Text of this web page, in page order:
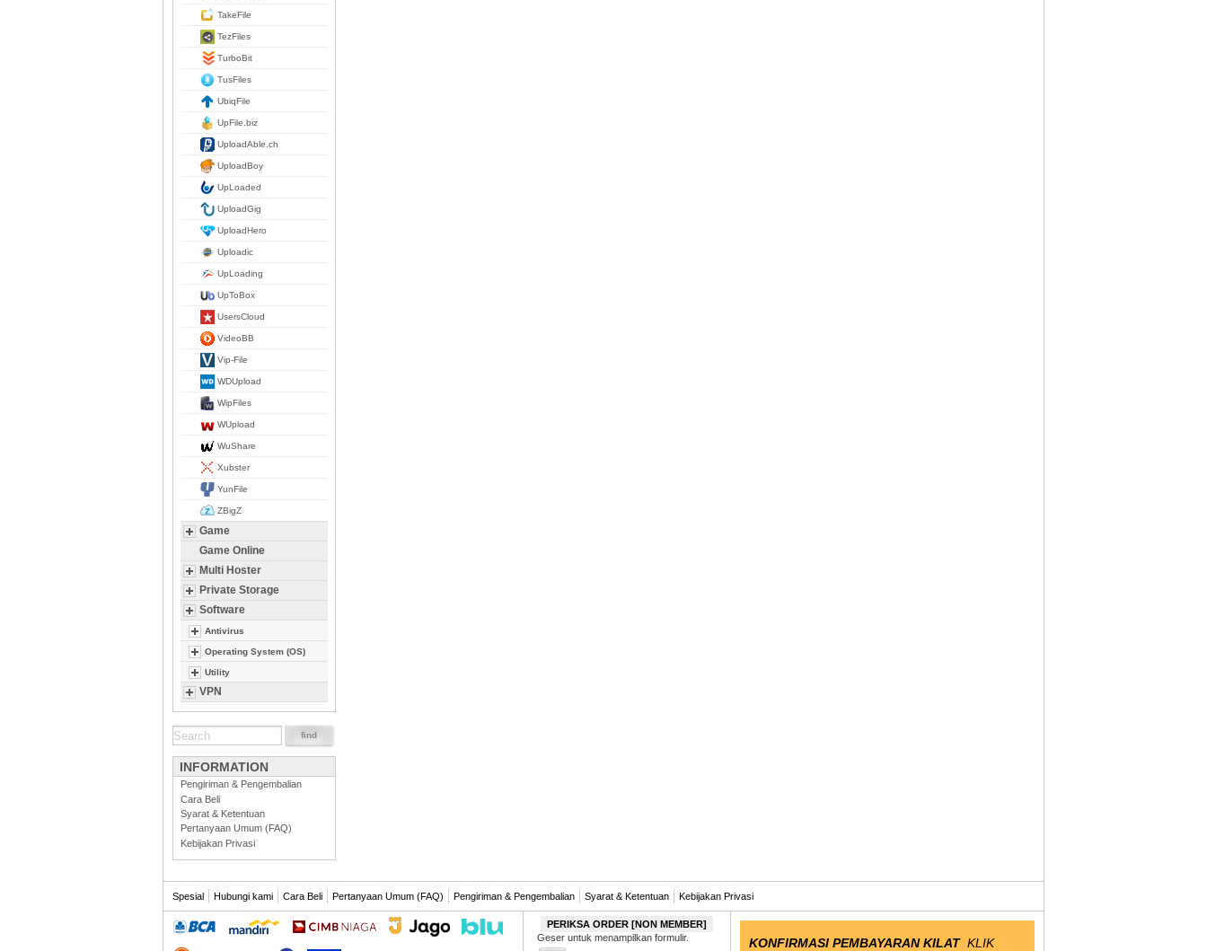
TakeFile
TezFiles
TurboBit
TusFiles
UbiqFile
UpFile.biz
UploadAble.ch
UploadBoy
UpLoaded
UploadGig
UploadHero
Uploadic
UpLoading
UpToBox
UsersCloud
VideoBB
Vip-File
WDUpload
WipFiles
WUpload
WuShare
Xubster
YunFile
ZBigZ
Game
Game Online
Multi Hoster
Private Storage
Software
Antivirus
Operating System (OS)
Utility
VPN
INFORMATION
Pengiriman & Pengembalian
Cara Beli
Syarat & Ketentuan
Pertanyaan Umum (FAQ)
Kebijakan Privasi
Spesial Hubungi kami Cara Beli Pertanyaan Umum (FAQ) Pengiriman & Pengembalian Syarat & Ketentuan Kebijakan Privasi
PERIKSA ORDER [NON MEMBER]
Geser untuk menampilkan formulir.
KONFIRMASI PEMBAYARAN KILAT KLIK